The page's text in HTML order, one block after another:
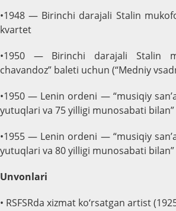
•1948 — Birinchi darajali Stalin
kvartet
•1950 — Birinchi darajali Stalin
chavandoz” baleti uchun (“Medniy
•1950 — Lenin ordeni — “musiqiy
yutuqlari va 75 yilligi munosabati bilan”
•1955 — Lenin ordeni — “musiqiy
yutuqlari va 80 yilligi munosabati bilan”
Unvonlari
• RSFSRda xizmat ko‘rsatgan artist